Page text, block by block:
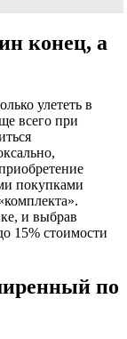
конец, а
улететь в
всего при
покупками
и выбрав
15% стоимости
по